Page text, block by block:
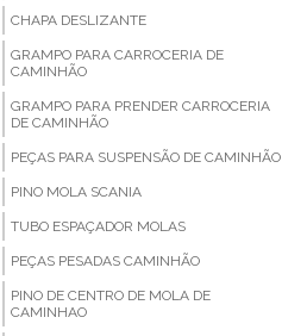
CHAPA DESLIZANTE
GRAMPO PARA CARROCERIA DE
CAMINHÃO
GRAMPO PARA PRENDER CARROCERIA
DE CAMINHÃO
PEÇAS PARA SUSPENSÃO DE CAMINHÃO
PINO MOLA SCANIA
TUBO ESPAÇADOR MOLAS
PEÇAS PESADAS CAMINHÃO
PINO DE CENTRO DE MOLA DE
CAMINHAO